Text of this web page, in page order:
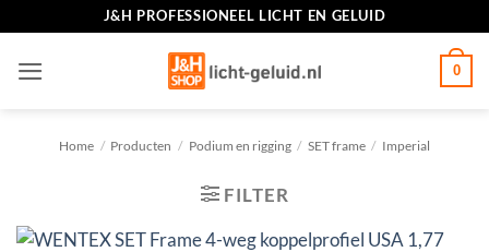
inhoud
J&H PROFESSIONEEL LICHT EN GELUID
0
Home / Producten / Podium en rigging / SET frame / Imperial
FILTER